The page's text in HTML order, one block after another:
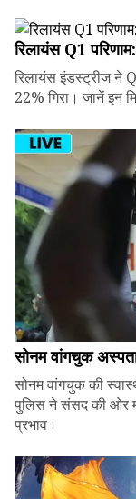
रिलायंस Q1
रिलायंस इंडस्ट्रीज ने
22% गिरा। जानें इन
सोनम वांगचुक
सोनम वांगचुक की
पुलिस ने संसद की ओर
प्रभाव।